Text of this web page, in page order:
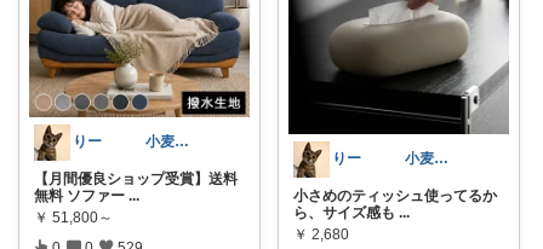
りー 小麦収穫8月中旬まで？
【月間優良ショップ受賞】送料
無料 ソファー ...
￥ 51,800～
りー 小麦収穫8月中旬まで？
小さめのティッシュ使ってるか
ら、サイズ感も ...
￥ 2,680